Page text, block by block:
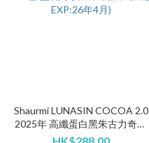
Shaurmi LUNASIN COCOA 2.0
2025年 高纖蛋白黑朱古力奇亞
籽營養代餐2.0 瘦身飲品｜[台灣